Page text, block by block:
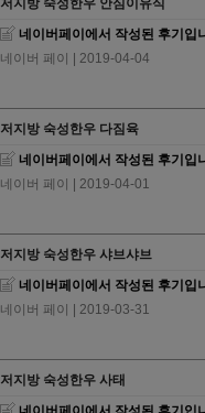
네이버페이에서 작성된 후기입
네이버 페이 | 2019-04-04
저지방 숙성한우 다짐육
네이버페이에서 작성된 후기입
네이버 페이 | 2019-04-01
저지방 숙성한우 샤브샤브
네이버페이에서 작성된 후기입
네이버 페이 | 2019-03-31
저지방 숙성한우 사태